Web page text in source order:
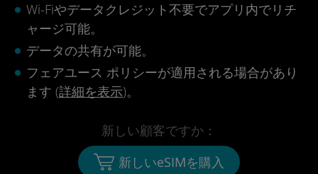
Wi-Fiやデータクレジット不要でアプリ内でリチ
ャージ可能。
データの共有が可能。
フェアユース ポリシーが適用される場合があり
ます (詳細を表示)。
新しい顧客ですか：
新しいeSIMを購入